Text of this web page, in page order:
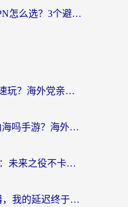
马来西亚留学生回国VPN怎么选？3个避坑点+1款实测好用的加速器推荐
Sky光·遇在国外怎么加速玩？海外党亲测有效的国服游戏加速指南
在欧洲能玩天下-异兽山海吗手游？海外玩家的加速器生存指南
在欧洲怎么打绝地求生：未来之役不卡？留学生亲测的加速器避坑指南
人在美国玩BanG加速器，我的延迟终于绿了